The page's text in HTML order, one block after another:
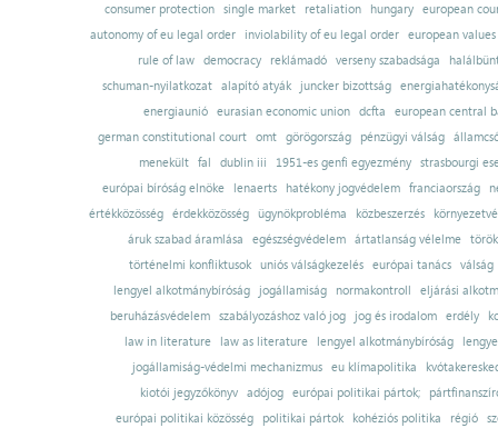
consumer protection
single market retaliation hungary
european
autonomy of eu legal order
inviolability of eu legal order
european values
rule of law
democracy reklámadó verseny szabadsága
schuman-nyilatkozat alapító atyák juncker bizottság
energiaunió eurasian economic union dcfta
european central
german constitutional court
omt görögország pénzügyi válság
menekült
fal dublin iii 1951-es genfi egyezmény
strasbourgi
európai bíróság elnöke
lenaerts hatékony jogvédelem franciaország
értékközösség
érdekközösség ügynökprobléma közbeszerzés
áruk szabad áramlása
egészségvédelem ártatlanság vélelme
történelmi konfliktusok uniós válságkezelés európai tanács válság
lengyel alkotmánybíróság
jogállamiság normakontroll
eljárási
beruházásvédelem
szabályozáshoz való jog jog és irodalom erdély
law in literature
law as literature lengyel alkotmánybíróság
jogállamiság-védelmi mechanizmus
eu klímapolitika
kiotói jegyzőkönyv adójog európai politikai pártok;
európai politikai közösség
politikai pártok kohéziós politika régió